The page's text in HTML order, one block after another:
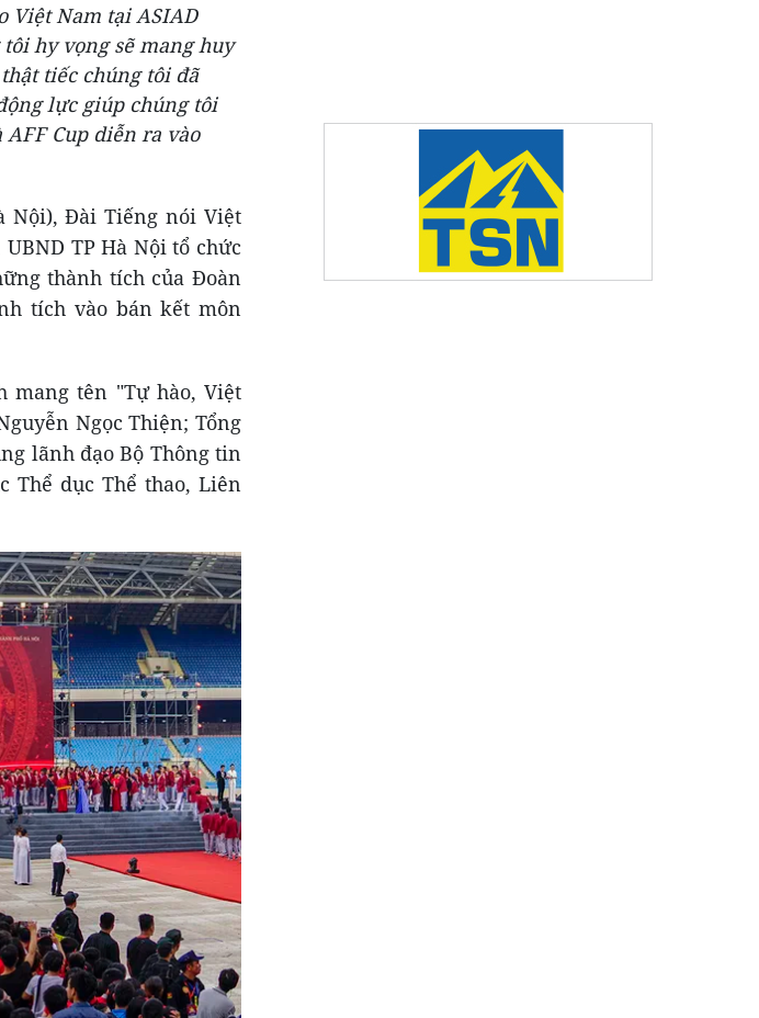
Việt Nam tại ASIAD
hy vọng sẽ mang huy
tiếc chúng tôi đã
lực giúp chúng tôi
Cup diễn ra vào
Nội), Đài Tiếng nói Việt
TP Hà Nội tổ chức
thành tích của Đoàn
tích vào bán kết môn
mang tên "Tự hào, Việt
Ngọc Thiện; Tổng
lãnh đạo Bộ Thông tin
Thể dục Thể thao, Liên